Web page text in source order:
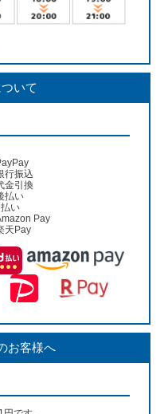
いて
行振込
金引換
払い
い
Pay
天Pay
お客様へ